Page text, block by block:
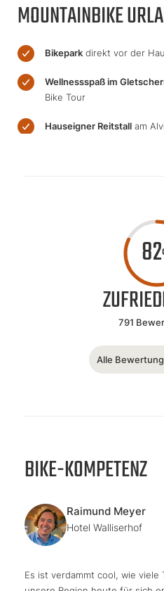
MOUNTAINBIKE
Bikepark direkt vor der
Wellnessspaß im
Bike Tour
Hauseigner Reitstall am
82
791
Alle
BIKE-KOMPETENZ
Raimund Meyer
Hotel Walliserhof
Es ist verdammt cool, wie viele